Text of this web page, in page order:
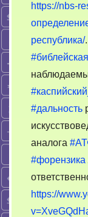
https://nbs-
республика/.
#дальность
аналога
#форензика
https://